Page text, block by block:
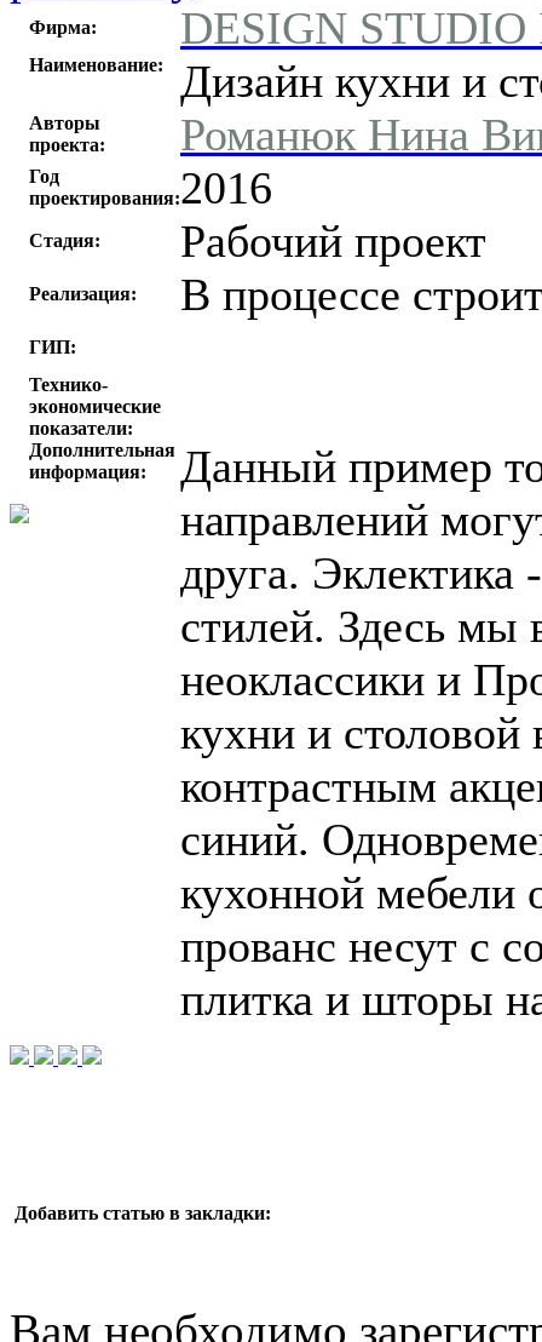
Фирма: DESIGN STUDIO
Наименование: Дизайн кухни и
Авторы
проекта:
Романюк Нина
Год
проектирования:2016
Стадия: Рабочий проект
Реализация: В процессе
ГИП:
Технико-
экономические
показатели:
Дополнительная
информация:
Данный пример
направлений
друга. Эклектика
стилей. Здесь мы
неоклассики и
кухни и столовой
контрастным
синий.
кухонной мебели
прованс несут с
плитка и шторы
Добавить статью в закладки:
Вам необходимо